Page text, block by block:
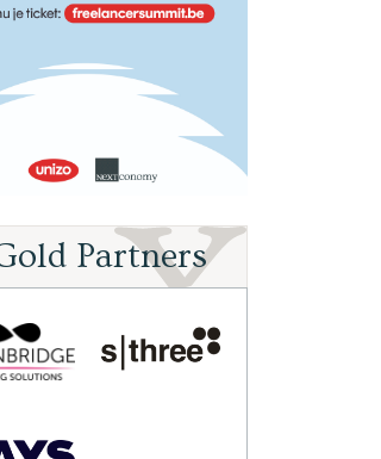
Partners